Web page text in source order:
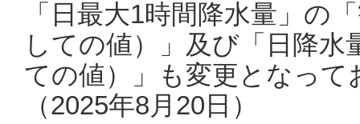
「日最大1時間降水量」の
しての値）」及び「日降
ての値）」も変更となっ
（2025年8月20日）